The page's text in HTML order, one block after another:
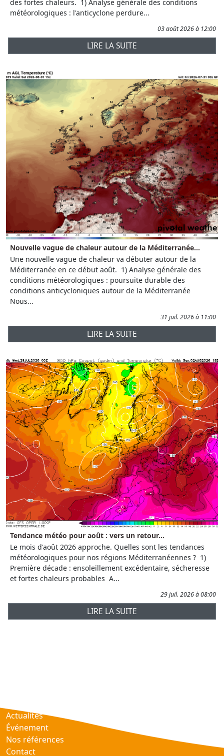
des fortes chaleurs. 1) Analyse générale des conditions
météorologiques : l'anticyclone perdure...
03 août 2026 à 12:00
LIRE LA SUITE
Nouvelle vague de chaleur autour de la Méditerranée...
Une nouvelle vague de chaleur va débuter autour de la
Méditerranée en ce début août. 1) Analyse générale des
conditions météorologiques : poursuite durable des
conditions anticycloniques autour de la Méditerranée
Nous...
31 juil. 2026 à 11:00
LIRE LA SUITE
Tendance météo pour août : vers un retour...
Le mois d'août 2026 approche. Quelles sont les tendances
météorologiques pour nos régions Méditerranéennes ? 1)
Première décade : ensoleillement excédentaire, sécheresse
et fortes chaleurs probables A...
29 juil. 2026 à 08:00
LIRE LA SUITE
Actualités
Événement
Nos références
Contact